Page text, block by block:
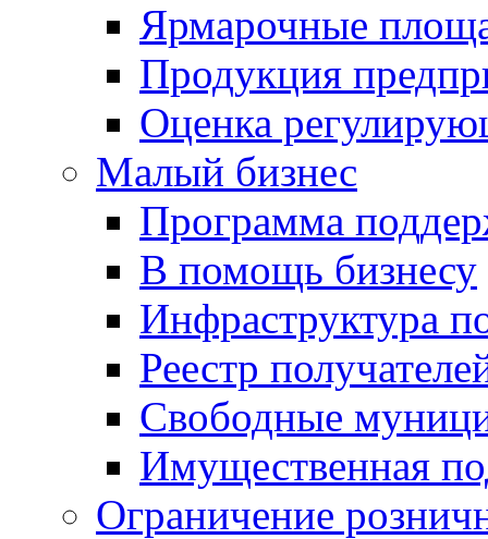
Ярмарочные
Продукция
Оценка
Малый бизнес
Программа
В помощь бизнесу
Инфраструктура
Реестр
Свободные
Имущественная
Ограничение